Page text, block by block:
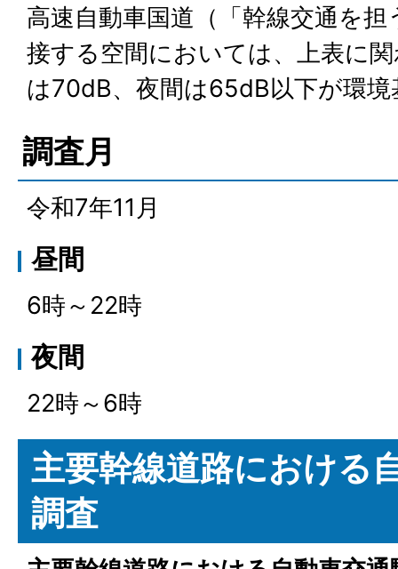
高速自動車国道（「幹線交通を
接する空間においては、上表に
は70dB、夜間は65dB以下が環
調査月
令和7年11月
昼間
6時～22時
夜間
22時～6時
主要幹線道路における
調査